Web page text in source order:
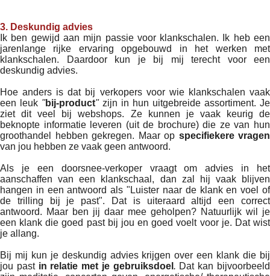
3. Deskundig advies
Ik ben gewijd aan mijn passie voor klankschalen. Ik heb een
jarenlange rijke ervaring opgebouwd in het werken met
klankschalen. Daardoor kun je bij mij terecht voor een
deskundig advies.
Hoe anders is dat bij verkopers voor wie klankschalen vaak
een leuk "bij-product" zijn in hun uitgebreide assortiment. Je
ziet dit veel bij webshops. Ze kunnen je vaak keurig de
beknopte informatie leveren (uit de brochure) die ze van hun
groothandel hebben gekregen. Maar op specifiekere vragen
van jou hebben ze vaak geen antwoord.
Als je een doorsnee-verkoper vraagt om advies in het
aanschaffen van een klankschaal, dan zal hij vaak blijven
hangen in een antwoord als "Luister naar de klank en voel of
de trilling bij je past". Dat is uiteraard altijd een correct
antwoord. Maar ben jij daar mee geholpen? Natuurlijk wil je
een klank die goed past bij jou en goed voelt voor je. Dat wist
je allang.
Bij mij kun je deskundig advies krijgen over een klank die bij
jou pastin relatie met je gebruiksdoel . Dat kan bijvoorbeeld